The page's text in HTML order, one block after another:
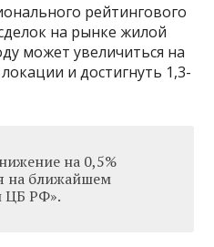
рейтингового
на рынке жилой
может увеличиться на
и достигнуть 1,3-
на 0,5%
на ближайшем
ЦБ РФ».